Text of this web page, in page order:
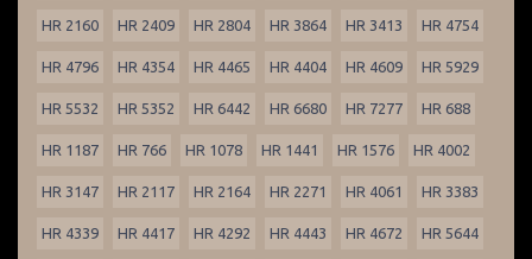
HR 2160 HR 2409 HR 2804 HR 3864 HR 3413 HR 4754
HR 4796 HR 4354 HR 4465 HR 4404 HR 4609 HR 5929
HR 5532 HR 5352 HR 6442 HR 6680 HR 7277 HR 688
HR 1187 HR 766 HR 1078 HR 1441 HR 1576 HR 4002
HR 3147 HR 2117 HR 2164 HR 2271 HR 4061 HR 3383
HR 4339 HR 4417 HR 4292 HR 4443 HR 4672 HR 5644